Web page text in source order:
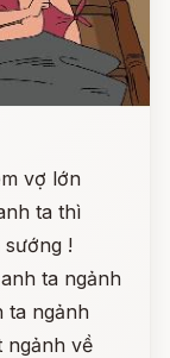
vợ lớn
ta thì
sướng !
ta ngảnh
ta ngảnh
ngảnh về